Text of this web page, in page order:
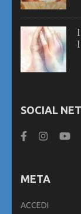
SOCIAL
META
ACCEDI